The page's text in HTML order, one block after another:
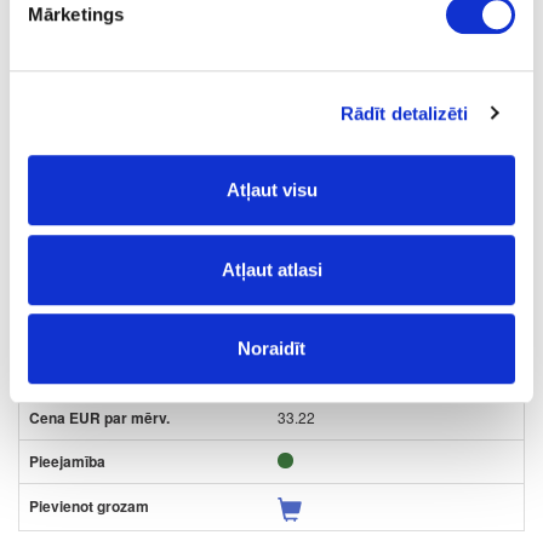
Mārketings
Rādīt detalizēti
Atļaut visu
Atļaut atlasi
Noraidīt
īpaša cena 24-L172250
Urbis LEUCO, D15x70x10mm
Gab.
70
15
33.22